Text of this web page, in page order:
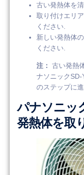
古い発熱体を
取り付けエリ
ください.
新しい発熱体
ください.
注： 古い発熱
ナソニック
のステップに
パナソニッ
発熱体を取